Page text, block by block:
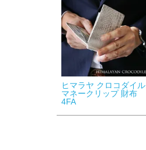
ヒマラヤ クロコダイル
マネークリップ 財布
4FA